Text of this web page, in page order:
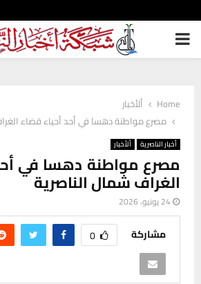
PRIMARY
Home
ألأخبار
مصرع مواطنة دهسا في أحد أحياء قضاء
أخبار الناصرية ألأخبار
مصرع مواطنة دهسا في
الغراف شمال الناصرية
24 يونيو، 2026
مشاركة 0